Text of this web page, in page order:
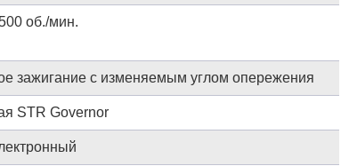
об./мин.
зажигание с изменяемым углом опережения
STR Governor